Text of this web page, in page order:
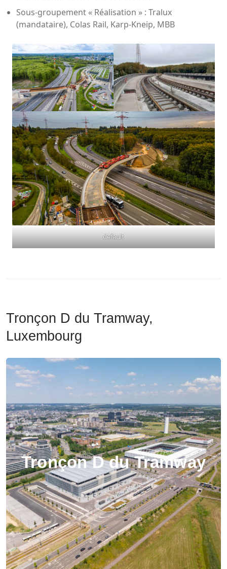
Sous-groupement « Réalisation » : Tralux
(mandataire), Colas Rail, Karp-Kneip, MBB
default
Tronçon D du Tramway,
Luxembourg
Tronçon D du Tramway